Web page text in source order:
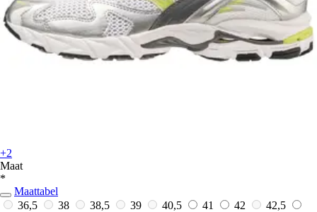
+2
Maat
*
Maattabel
36,5
38 38,5 39 40,5 41 42
42,5